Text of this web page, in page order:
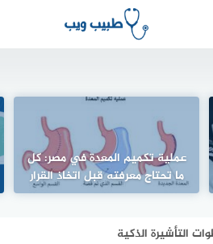
عملية تكميم المعدة في مصر: كل
ما تحتاج معرفته قبل اتخاذ القرار
التأشيرة الذكية